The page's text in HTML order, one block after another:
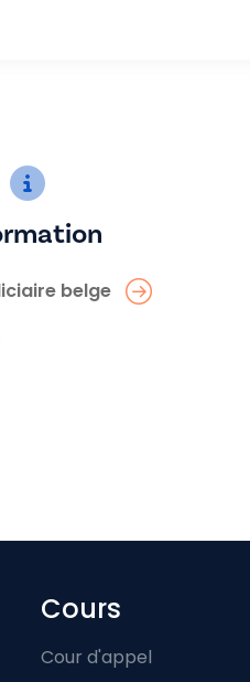
belge
Cours
Cour d'appel